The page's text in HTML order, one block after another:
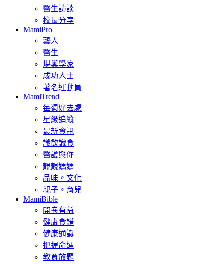
醫生訪談
校長分享
MamiPro
藝人
醫生
堪輿學家
成功人士
著名運動員
MamiTrend
每週好去處
星級追縱
最新資訊
識飲識食
醫護與你
靚靚媽媽
品味。文化
親子。育兒
MamiBible
開卷有益
健康食譜
健康通識
把握命運
教育放題